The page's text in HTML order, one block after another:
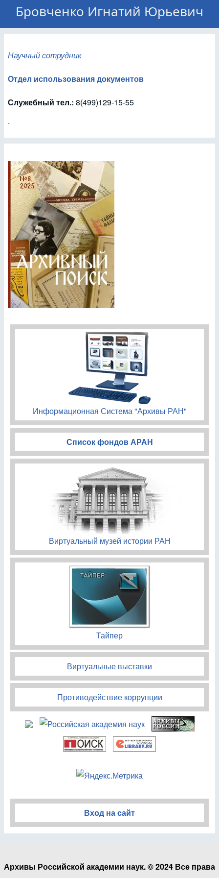
Бровченко Игнатий Юрьевич
Научный сотрудник
Отдел использования документов
Служебный тел.: 8(499)129-15-55
.
Информационная Система "Архивы РАН"
Список фондов АРАН
Виртуальный музей истории РАН
Тайпер
Виртуальные выставки
Противодействие коррупции
Вход на сайт
Архивы Российской академии наук. © 2024 Все права